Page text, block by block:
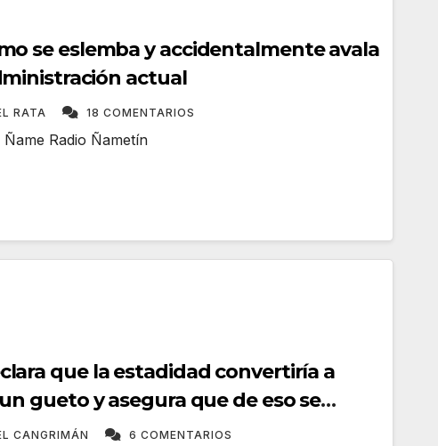
se eslemba y accidentalmente avala
actual
RATA 18 COMENTARIOS
Radio Ñametín
que la estadidad convertiría a
gueto y asegura que de eso se
CANGRIMÁN 6 COMENTARIOS